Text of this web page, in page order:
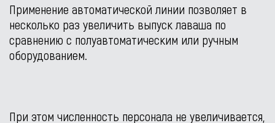
Применение автоматической линии позволяет в
несколько раз увеличить выпуск лаваша по
сравнению с полуавтоматическим или ручным
оборудованием.
При этом численность персонала не увеличивается,